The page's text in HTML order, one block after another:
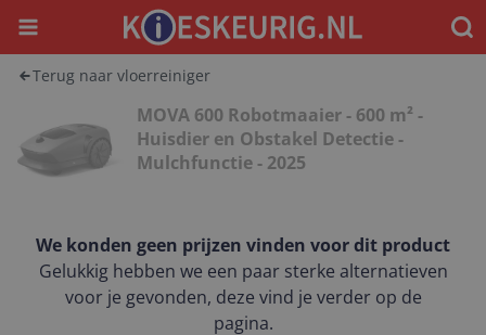
Menu
Terug naar vloerreiniger
MOVA 600 Robotmaaier - 600 m² -
Huisdier en Obstakel Detectie -
Mulchfunctie - 2025
We konden geen prijzen vinden voor dit product
Gelukkig hebben we een paar sterke alternatieven
voor je gevonden, deze vind je verder op de
pagina.